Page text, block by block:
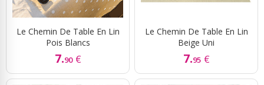
Le Chemin De Table En Lin
Pois Blancs
7.90 €
Le Chemin De Table En Lin
Beige Uni
7.95 €